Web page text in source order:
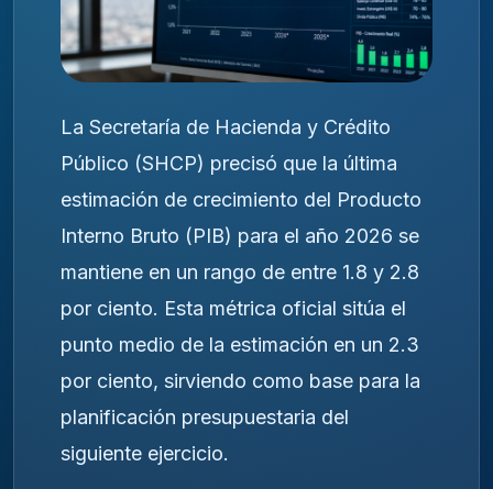
La Secretaría de Hacienda y Crédito
Público (SHCP) precisó que la última
estimación de crecimiento del Producto
Interno Bruto (PIB) para el año 2026 se
mantiene en un rango de entre 1.8 y 2.8
por ciento. Esta métrica oficial sitúa el
punto medio de la estimación en un 2.3
por ciento, sirviendo como base para la
planificación presupuestaria del
siguiente ejercicio.